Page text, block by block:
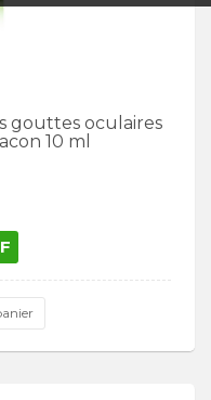
gouttes oculaires
10 ml